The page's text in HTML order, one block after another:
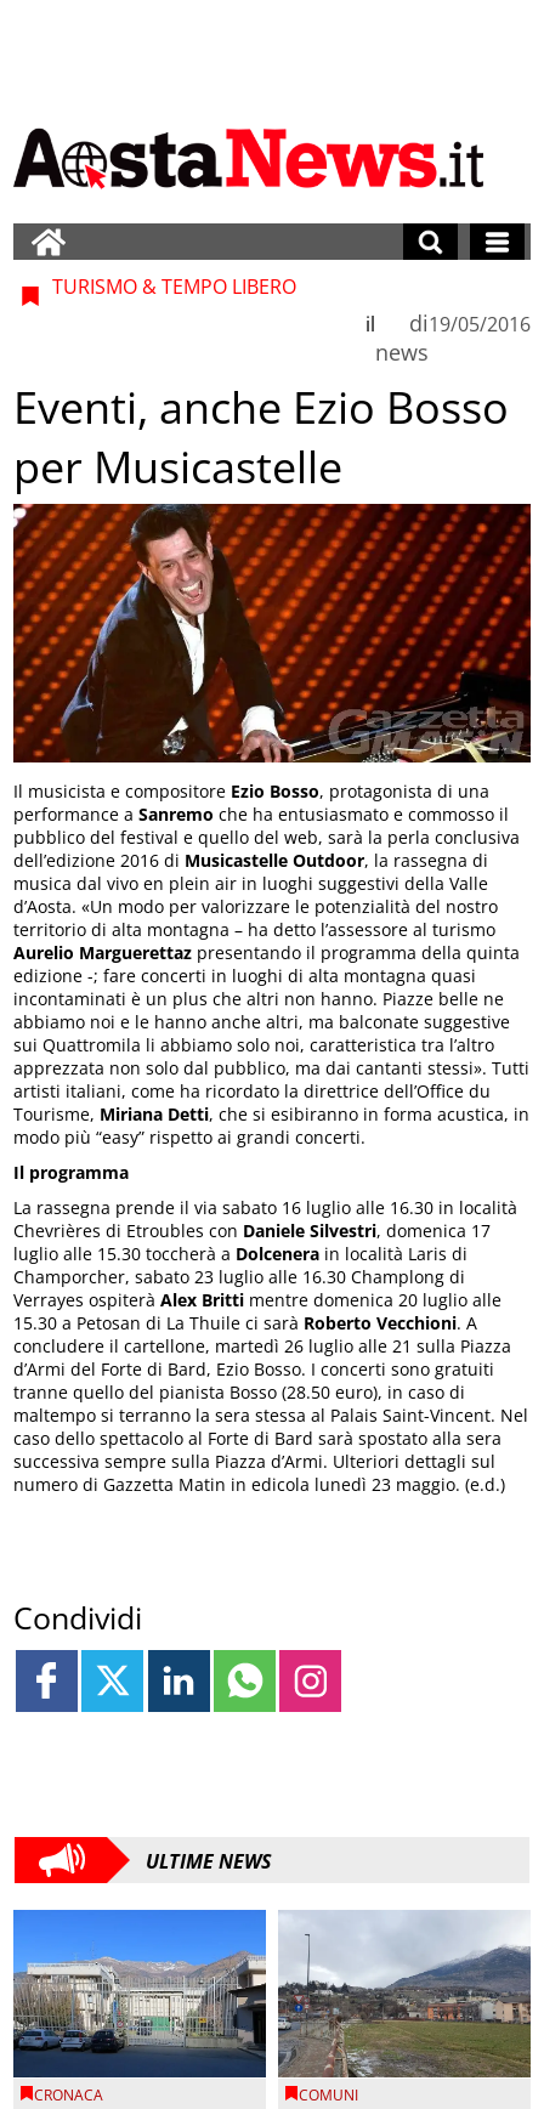
TURISMO & TEMPO LIBERO
di
news
il 19/05/2016
Eventi, anche Ezio Bosso
per Musicastelle
Il musicista e compositore Ezio Bosso, protagonista di una
performance aSanremo che ha entusiasmato e commosso il
pubblico del festival e quello del web, sarà la perla conclusiva
dell’edizione 2016 di Musicastelle Outdoor, la rassegna di
musica dal vivo en plein air in luoghi suggestivi della Valle
d’Aosta. «Un modo per valorizzare le potenzialità del nostro
territorio di alta montagna – ha detto l’assessore al turismo
Aurelio Marguerettaz presentando il programma della quinta
edizione -; fare concerti in luoghi di alta montagna quasi
incontaminati è un plus che altri non hanno. Piazze belle ne
abbiamo noi e le hanno anche altri, ma balconate suggestive
sui Quattromila li abbiamo solo noi, caratteristica tra l’altro
apprezzata non solo dal pubblico, ma dai cantanti stessi». Tutti
artisti italiani, come ha ricordato la direttrice dell’Office du
Tourisme, Miriana Detti, che si esibiranno in forma acustica, in
modo più “easy” rispetto ai grandi concerti.
Il programma
La rassegna prende il via sabato 16 luglio alle 16.30 in località
Chevrières di Etroubles con Daniele Silvestri, domenica 17
luglio alle 15.30 toccherà a Dolcenera in località Laris di
Champorcher, sabato 23 luglio alle 16.30 Champlong di
Verrayes ospiteràAlex Britti mentre domenica 20 luglio alle
15.30 a Petosan di La Thuile ci sarà Roberto Vecchioni. A
concludere il cartellone, martedì 26 luglio alle 21 sulla Piazza
d’Armi del Forte di Bard, Ezio Bosso. I concerti sono gratuiti
tranne quello del pianista Bosso (28.50 euro), in caso di
maltempo si terranno la sera stessa al Palais Saint-Vincent. Nel
caso dello spettacolo al Forte di Bard sarà spostato alla sera
successiva sempre sulla Piazza d’Armi. Ulteriori dettagli sul
numero di Gazzetta Matin in edicola lunedì 23 maggio. (e.d.)
Condividi
ULTIME NEWS
CRONACA COMUNI